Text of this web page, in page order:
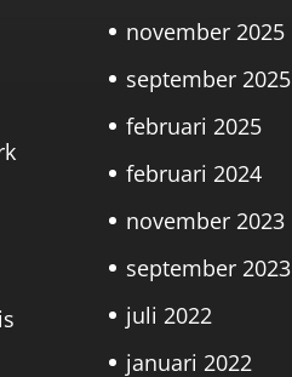
november 2025
september 2025
februari 2025
februari 2024
november 2023
september 2023
juli 2022
januari 2022